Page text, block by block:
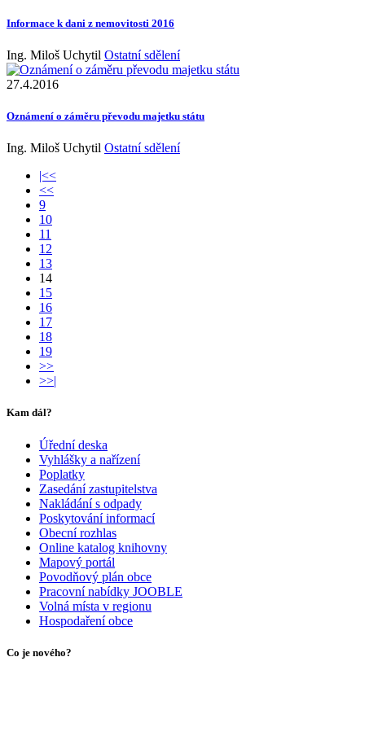
Informace k dani z nemovitosti 2016
Ing. Miloš Uchytil Ostatní sdělení
27.4.2016
Oznámení o záměru převodu majetku státu
Ing. Miloš Uchytil Ostatní sdělení
|<<
<<
9
10
11
12
13
14
15
16
17
18
19
>>
>>|
Kam dál?
Úřední deska
Vyhlášky a nařízení
Poplatky
Zasedání zastupitelstva
Nakládání s odpady
Poskytování informací
Obecní rozhlas
Online katalog knihovny
Mapový portál
Povodňový plán obce
Pracovní nabídky JOOBLE
Volná místa v regionu
Hospodaření obce
Co je nového?